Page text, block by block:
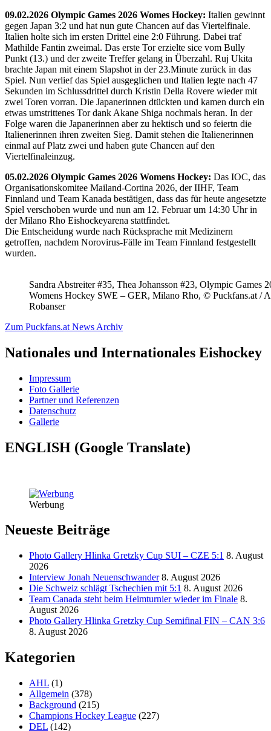
09.02.2026 Olympic Games 2026 Womes Hockey: Italien gewinnt
gegen Japan 3:2 und hat nun gute Chancen auf das Viertelfinale.
Italien holte sich im ersten Drittel eine 2:0 Führung. Dabei traf
Mathilde Fantin zweimal. Das erste Tor erzielte sice vom Bully
Punkt (13.) und der zweite Treffer gelang in Überzahl. Ruj Ukita
brachte Japan mit einem Slapshot in der 23.Minute zurück in das
Spiel. Nun verlief das Spiel ausgeglichen und Italien legte nach 47
Sekunden im Schlussdrittel durch Kristin Della Rovere wieder mit
zwei Toren vorran. Die Japanerinnen dtückten und kamen durch ein
etwas umstrittenes Tor dank Akane Shiga nochmals heran. In der
Folge waren die Japanerinnen aber zu hektisch und so feiertn die
Italienerinnen ihren zweiten Sieg. Damit stehen die Italienerinnen
einmal auf Platz zwei und haben gute Chancen auf den
Viertelfinaleinzug.
05.02.2026 Olympic Games 2026 Womens Hockey: Das IOC, das
Organisationskomitee Mailand-Cortina 2026, der IIHF, Team
Finnland und Team Kanada bestätigen, dass das für heute angesetzte
Spiel verschoben wurde und nun am 12. Februar um 14:30 Uhr in
der Milano Rho Eishockeyarena stattfindet.
Die Entscheidung wurde nach Rücksprache mit Medizinern
getroffen, nachdem Norovirus-Fälle im Team Finnland festgestellt
wurden.
Sandra Abstreiter #35, Thea Johansson #23, Olympic Games
Womens Hockey SWE – GER, Milano Rho, © Puckfans.at /
Robanser
Zum Puckfans.at News Archiv
Nationales und Internationales Eishockey
Impressum
Foto Gallerie
Partner und Referenzen
Datenschutz
Gallerie
ENGLISH (Google Translate)
Werbung
Neueste Beiträge
Photo Gallery Hlinka Gretzky Cup SUI – CZE 5:1 8. August
2026
Interview Jonah Neuenschwander 8. August 2026
Die Schweiz schlägt Tschechien mit 5:1 8. August 2026
Team Canada steht beim Heimturnier wieder im Finale 8.
August 2026
Photo Gallery Hlinka Gretzky Cup Semifinal FIN – CAN 3:6
8. August 2026
Kategorien
AHL (1)
Allgemein (378)
Background (215)
Champions Hockey League (227)
DEL (142)